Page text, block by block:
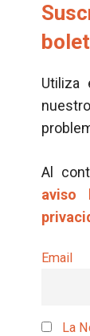
Utiliza
Al
aviso
Email
La